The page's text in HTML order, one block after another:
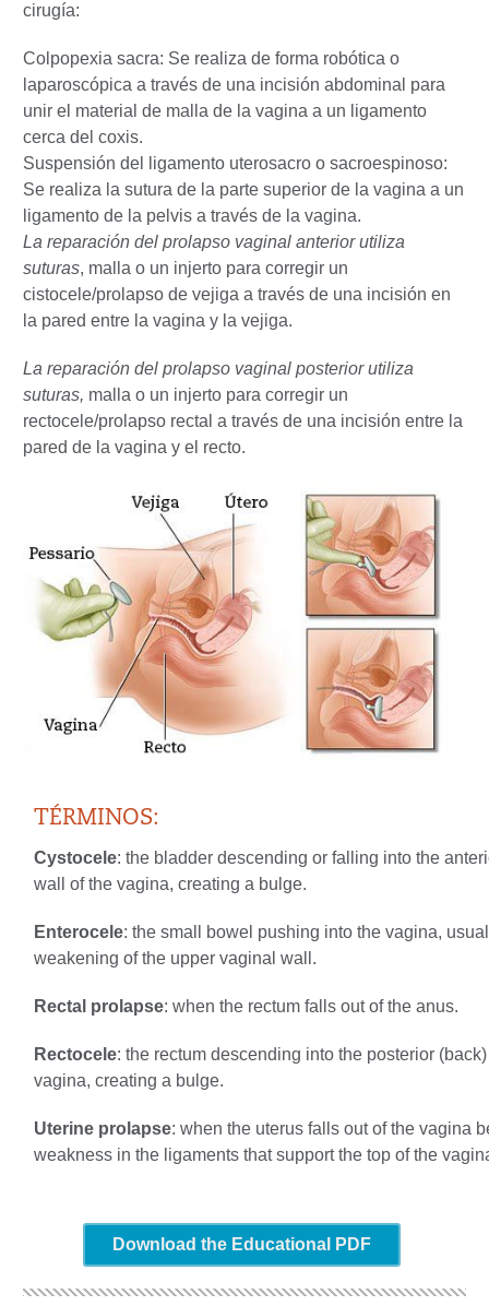
cirugía:
Colpopexia sacra: Se realiza de forma robótica o
laparoscópica a través de una incisión abdominal para
unir el material de malla de la vagina a un ligamento
cerca del coxis.
Suspensión del ligamento uterosacro o sacroespinoso:
Se realiza la sutura de la parte superior de la vagina a un
ligamento de la pelvis a través de la vagina.
La reparación del prolapso vaginal anterior utiliza
suturas, malla o un injerto para corregir un
cistocele/prolapso de vejiga a través de una incisión en
la pared entre la vagina y la vejiga.
La reparación del prolapso vaginal posterior utiliza
suturas, malla o un injerto para corregir un
rectocele/prolapso rectal a través de una incisión entre la
pared de la vagina y el recto.
TÉRMINOS:
Cystocele: the bladder descending or falling into the
wall of the vagina, creating a bulge.
Enterocele: the small bowel pushing into the vagina,
weakening of the upper vaginal wall.
Rectal prolapse: when the rectum falls out of the anus.
Rectocele: the rectum descending into the posterior
vagina, creating a bulge.
Uterine prolapse: when the uterus falls out of the vagina
weakness in the ligaments that support the top of the
Download the Educational PDF